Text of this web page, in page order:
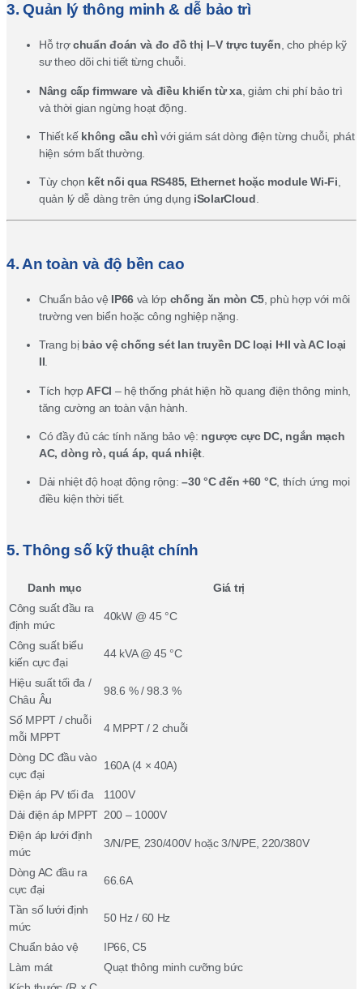
3. Quản lý thông minh & dễ bảo trì
Hỗ trợchuẩn đoán và đo đồ thị I–V trực tuyến, cho phép kỹ
sư theo dõi chi tiết từng chuỗi.
Nâng cấp firmware và điều khiển từ xa, giảm chi phí bảo trì
và thời gian ngừng hoạt động.
Thiết kế không cầu chì với giám sát dòng điện từng chuỗi, phát
hiện sớm bất thường.
Tùy chọn kết nối qua RS485, Ethernet hoặc module Wi-Fi,
quản lý dễ dàng trên ứng dụng iSolarCloud.
4. An toàn và độ bền cao
Chuẩn bảo vệ IP66và lớp chống ăn mòn C5 , phù hợp với môi
trường ven biển hoặc công nghiệp nặng.
Trang bị bảo vệ chống sét lan truyền DC loại I+II và AC loại
II.
Tích hợp AFCI – hệ thống phát hiện hồ quang điện thông minh,
tăng cường an toàn vận hành.
Có đầy đủ các tính năng bảo vệ: ngược cực DC, ngắn mạch
AC, dòng rò, quá áp, quá nhiệt
Dải nhiệt độ hoạt động rộng:–30 °C đến +60 °C, thích ứng mọi
điều kiện thời tiết.
5. Thông số kỹ thuật chính
Danh mục
Giá trị
Công suất đầu ra
định mức
40kW @ 45 °C
Công suất biểu
kiến cực đại
44 kVA @ 45 °C
Hiệu suất tối đa /
Châu Âu
98.6 % / 98.3 %
Số MPPT / chuỗi
mỗi MPPT
4 MPPT / 2 chuỗi
Dòng DC đầu vào
cực đại
160A (4 × 40A)
Điện áp PV tối đa
1100V
Dải điện áp MPPT 200 – 1000V
Điện áp lưới định
mức
3/N/PE, 230/400V hoặc 3/N/PE, 220/380V
Dòng AC đầu ra
cực đại
66.6A
Tần số lưới định
mức
50 Hz / 60 Hz
Chuẩn bảo vệ
IP66, C5
Làm mát
Quạt thông minh cưỡng bức